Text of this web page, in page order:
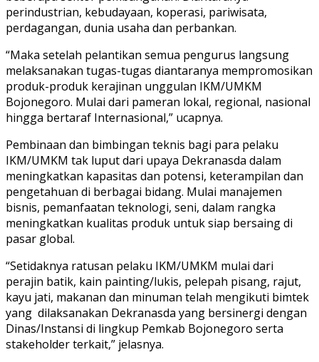
perindustrian, kebudayaan, koperasi, pariwisata,
perdagangan, dunia usaha dan perbankan.
“Maka setelah pelantikan semua pengurus langsung
melaksanakan tugas-tugas diantaranya mempromosikan
produk-produk kerajinan unggulan IKM/UMKM
Bojonegoro. Mulai dari pameran lokal, regional, nasional
hingga bertaraf Internasional,” ucapnya.
Pembinaan dan bimbingan teknis bagi para pelaku
IKM/UMKM tak luput dari upaya Dekranasda dalam
meningkatkan kapasitas dan potensi, keterampilan dan
pengetahuan di berbagai bidang. Mulai manajemen
bisnis, pemanfaatan teknologi, seni, dalam rangka
meningkatkan kualitas produk untuk siap bersaing di
pasar global.
“Setidaknya ratusan pelaku IKM/UMKM mulai dari
perajin batik, kain painting/lukis, pelepah pisang, rajut,
kayu jati, makanan dan minuman telah mengikuti bimtek
yang dilaksanakan Dekranasda yang bersinergi dengan
Dinas/Instansi di lingkup Pemkab Bojonegoro serta
stakeholder terkait,” jelasnya.